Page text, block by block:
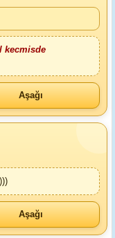
kecmisde
Aşağı
Aşağı